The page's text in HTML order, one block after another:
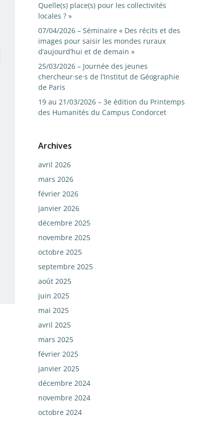
Quelle(s) place(s) pour les collectivités
locales ? »
07/04/2026 – Séminaire « Des récits et des
images pour saisir les mondes ruraux
d’aujourd’hui et de demain »
25/03/2026 – Journée des jeunes
chercheur·se·s de l’Institut de Géographie
de Paris
19 au 21/03/2026 – 3e édition du Printemps
des Humanités du Campus Condorcet
Archives
avril 2026
mars 2026
février 2026
janvier 2026
décembre 2025
novembre 2025
octobre 2025
septembre 2025
août 2025
juin 2025
mai 2025
avril 2025
mars 2025
février 2025
janvier 2025
décembre 2024
novembre 2024
octobre 2024